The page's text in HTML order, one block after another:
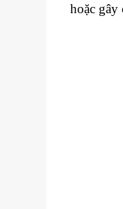
hoặc gây